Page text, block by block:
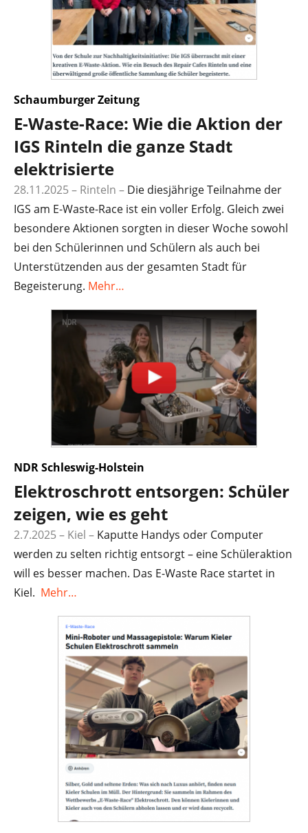
Schaumburger Zeitung
E-Waste-Race: Wie die Aktion der
IGS Rinteln die ganze Stadt
elektrisierte
28.11.2025 – Rinteln – Die diesjährige Teilnahme der
IGS am E-Waste-Race ist ein voller Erfolg. Gleich zwei
besondere Aktionen sorgten in dieser Woche sowohl
bei den Schülerinnen und Schülern als auch bei
Unterstützenden aus der gesamten Stadt für
Begeisterung. Mehr…
NDR Schleswig-Holstein
Elektroschrott entsorgen: Schüler
zeigen, wie es geht
2.7.2025 – Kiel – Kaputte Handys oder Computer
werden zu selten richtig entsorgt – eine Schüleraktion
will es besser machen. Das E-Waste Race startet in
Kiel. Mehr…